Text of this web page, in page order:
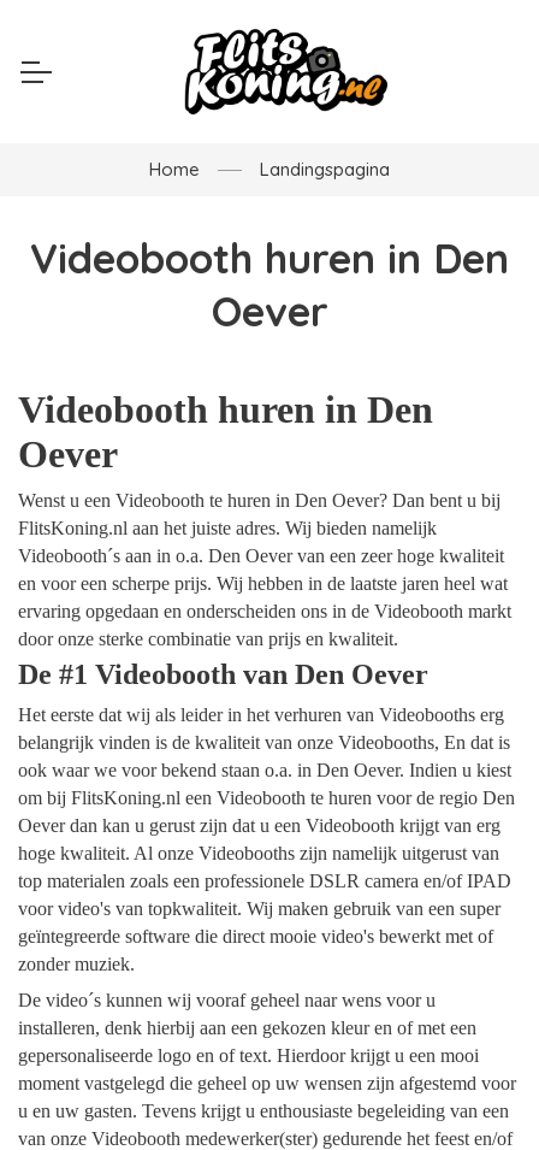
Home Landingspagina
Videobooth huren in Den
Oever
Videobooth huren in Den
Oever
Wenst u een Videobooth te huren in Den Oever? Dan bent u bij
FlitsKoning.nl aan het juiste adres. Wij bieden namelijk
Videobooth´s aan in o.a. Den Oever van een zeer hoge kwaliteit
en voor een scherpe prijs. Wij hebben in de laatste jaren heel wat
ervaring opgedaan en onderscheiden ons in de Videobooth markt
door onze sterke combinatie van prijs en kwaliteit.
De #1 Videobooth van Den Oever
Het eerste dat wij als leider in het verhuren van Videobooths erg
belangrijk vinden is de kwaliteit van onze Videobooths, En dat is
ook waar we voor bekend staan o.a. in Den Oever. Indien u kiest
om bij FlitsKoning.nl een Videobooth te huren voor de regio Den
Oever dan kan u gerust zijn dat u een Videobooth krijgt van erg
hoge kwaliteit. Al onze Videobooths zijn namelijk uitgerust van
top materialen zoals een professionele DSLR camera en/of IPAD
voor video's van topkwaliteit. Wij maken gebruik van een super
geïntegreerde software die direct mooie video's bewerkt met of
zonder muziek.
De video´s kunnen wij vooraf geheel naar wens voor u
installeren, denk hierbij aan een gekozen kleur en of met een
gepersonaliseerde logo en of text. Hierdoor krijgt u een mooi
moment vastgelegd die geheel op uw wensen zijn afgestemd voor
u en uw gasten. Tevens krijgt u enthousiaste begeleiding van een
van onze Videobooth medewerker(ster) gedurende het feest en/of